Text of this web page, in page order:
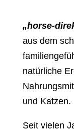
„horse-
aus dem
natürliche
und Katzen.
Seit vielen